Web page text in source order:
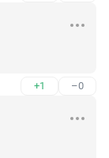
+1 –0